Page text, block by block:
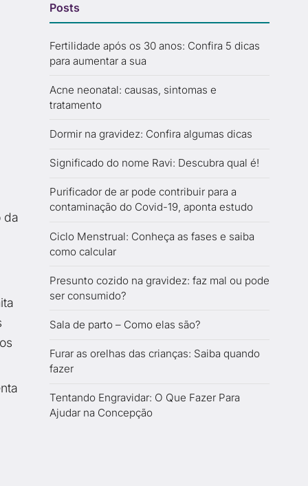
da
Posts
Fertilidade após os 30 anos: Confira 5 dicas
para aumentar a sua
Acne neonatal: causas, sintomas e
tratamento
Dormir na gravidez: Confira algumas dicas
Significado do nome Ravi: Descubra qual é!
Purificador de ar pode contribuir para a
contaminação do Covid-19, aponta estudo
Ciclo Menstrual: Conheça as fases e saiba
como calcular
Presunto cozido na gravidez: faz mal ou pode
ser consumido?
Sala de parto – Como elas são?
Furar as orelhas das crianças: Saiba quando
fazer
Tentando Engravidar: O Que Fazer Para
Ajudar na Concepção